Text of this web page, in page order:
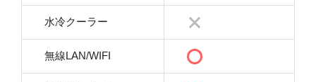
水冷クーラー
無線LAN/WIFI